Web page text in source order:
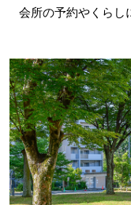
会所の予約やくらし